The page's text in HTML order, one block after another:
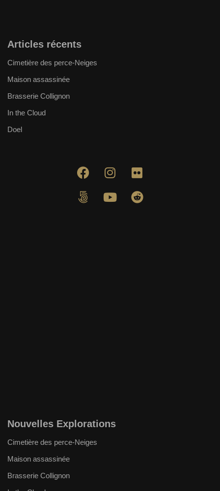
Articles récents
Cimetière des perce-Neiges
Maison assassinée
Brasserie Collignon
In the Cloud
Doel
Nouvelles Explorations
Cimetière des perce-Neiges
Maison assassinée
Brasserie Collignon